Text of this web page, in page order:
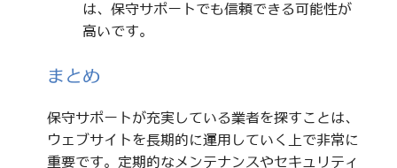
は、保守サポートでも信頼できる可能性が
高いです。
まとめ
保守サポートが充実している業者を探すことは、
ウェブサイトを長期的に運用していく上で非常に
重要です。定期的なメンテナンスやセキュリティ